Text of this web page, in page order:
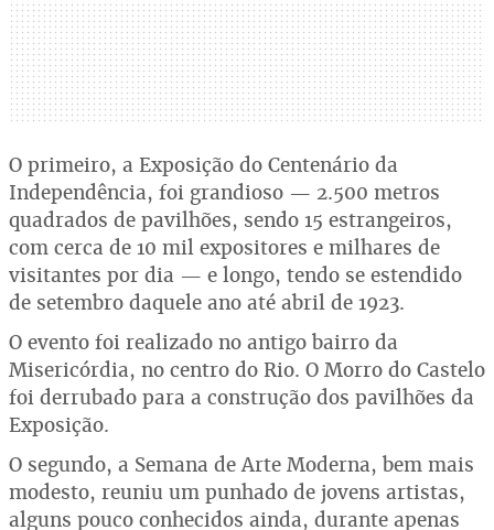
O primeiro, a Exposição do Centenário da
Independência, foi grandioso — 2.500 metros
quadrados de pavilhões, sendo 15 estrangeiros,
com cerca de 10 mil expositores e milhares de
visitantes por dia — e longo, tendo se estendido
de setembro daquele ano até abril de 1923.
O evento foi realizado no antigo bairro da
Misericórdia, no centro do Rio. O Morro do Castelo
foi derrubado para a construção dos pavilhões da
Exposição.
O segundo, a Semana de Arte Moderna, bem mais
modesto, reuniu um punhado de jovens artistas,
alguns pouco conhecidos ainda, durante apenas